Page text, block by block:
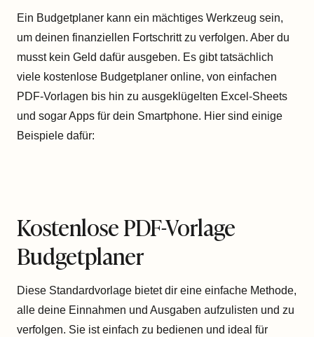
Ein Budgetplaner kann ein mächtiges Werkzeug sein,
um deinen finanziellen Fortschritt zu verfolgen. Aber du
musst kein Geld dafür ausgeben. Es gibt tatsächlich
viele kostenlose Budgetplaner online, von einfachen
PDF-Vorlagen bis hin zu ausgeklügelten Excel-Sheets
und sogar Apps für dein Smartphone. Hier sind einige
Beispiele dafür:
Kostenlose PDF-Vorlage
Budgetplaner
Diese Standardvorlage bietet dir eine einfache Methode,
alle deine Einnahmen und Ausgaben aufzulisten und zu
verfolgen. Sie ist einfach zu bedienen und ideal für